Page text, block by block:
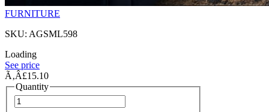
FURNITURE
SKU: AGSML598
Loading
See price
Ã‚Â£15.10
Quantity